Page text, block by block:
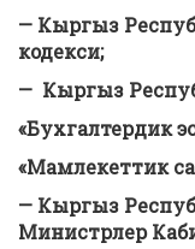
— Кыргыз
кодекси;
— Кыргыз
«Бухгалтердик
«Мамлекеттик
— Кыргыз
Министрлер